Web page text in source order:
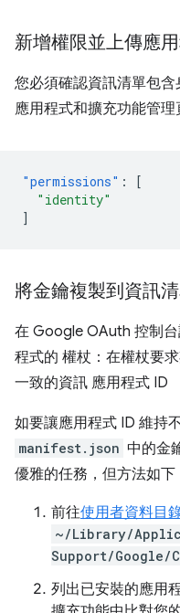
新增權限並上傳應
您必須確認資訊清單包
應用程式和擴充功能管理
"permissions" :
[
"identity"
]
將金鑰複製到資訊
在 Google OAuth 控制
程式的 權杖：在權杖要
一致的資訊 應用程式 ID
如要讓應用程式 ID 維持
manifest.json 中的金
優雅的任務，但方法如下
前往使用者資料目
~/Library/
Support/Google/
列出已安裝的應用